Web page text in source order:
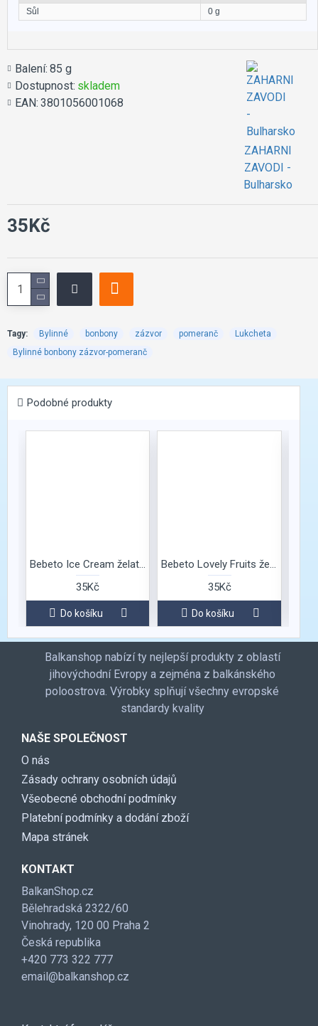
Sůl
0 g
Balení: 85 g
Dostupnost: skladem
EAN: 3801056001068
ZAHARNI
ZAVODI -
Bulharsko
35Kč
Tagy: Bylinné bonbony zázvor pomeranč
Lukcheta
Bylinné bonbony zázvor-pomeranč
Podobné produkty
Bebeto Ice Cream želatinové bonbóny
35Kč
Do košíku
Bebeto Lovely Fruits želé bonbóny
35Kč
Do košíku
Balkanshop nabízí ty nejlepší produkty z oblastí
jihovýchodní Evropy a zejména z balkánského
poloostrova. Výrobky splňují všechny evropské
standardy kvality
NAŠE SPOLEČNOST
O nás
Zásady ochrany osobních údajů
Všeobecné obchodní podmínky
Platební podmínky a dodání zboží
Mapa stránek
KONTAKT
BalkanShop.cz
Bělehradská 2322/60
Vinohrady, 120 00 Praha 2
Česká republika
+420 773 322 777
email@balkanshop.cz